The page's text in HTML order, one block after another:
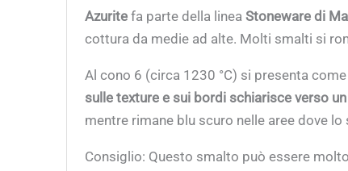
Azuritefa parte della lineaStoneware di
cottura da medie ad alte. Molti smalti si
Al cono 6 (circa 1230 °C) si presenta
sulle texture e sui bordi schiarisce verso
mentre rimane blu scuro nelle aree dove
Consiglio: Questo smalto può essere